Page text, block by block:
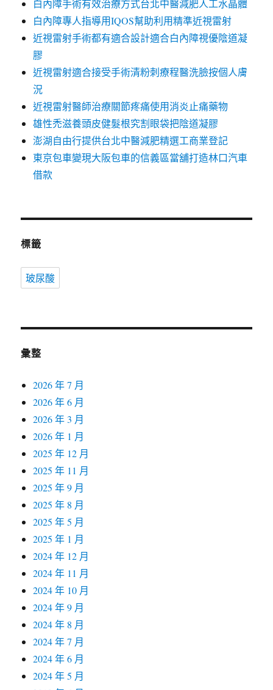
白內障手術有效治療方式台北中醫減肥人工水晶體
白內障專人指導用IQOS幫助利用精準近視雷射
近視雷射手術都有適合設計適合白內障視優陰道凝
膠
近視雷射適合接受手術清粉刺療程醫洗臉按個人膚
況
近視雷射醫師治療關節疼痛使用消炎止痛藥物
雄性禿滋養頭皮健髮根究割眼袋把陰道凝膠
澎湖自由行提供台北中醫減肥精選工商業登記
東京包車變現大阪包車的信義區當舖打造林口汽車
借款
標籤
玻尿酸
彙整
2026 年 7 月
2026 年 6 月
2026 年 3 月
2026 年 1 月
2025 年 12 月
2025 年 11 月
2025 年 9 月
2025 年 8 月
2025 年 5 月
2025 年 1 月
2024 年 12 月
2024 年 11 月
2024 年 10 月
2024 年 9 月
2024 年 8 月
2024 年 7 月
2024 年 6 月
2024 年 5 月